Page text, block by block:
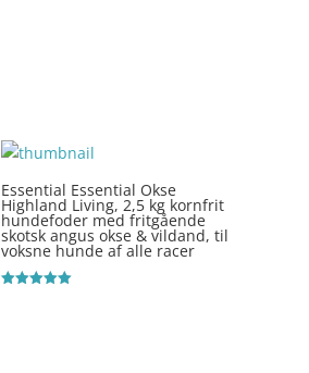
Essential Essential Okse
Highland Living, 2,5 kg kornfrit
hundefoder med fritgående
skotsk angus okse & vildand, til
voksne hunde af alle racer